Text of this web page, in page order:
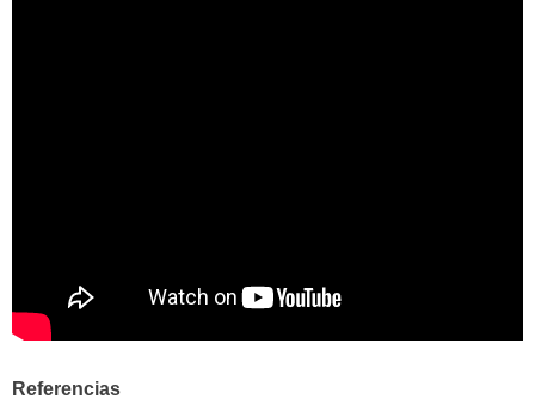
Referencias